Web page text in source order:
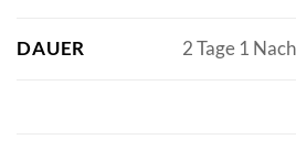
DAUER 2 Tage 1